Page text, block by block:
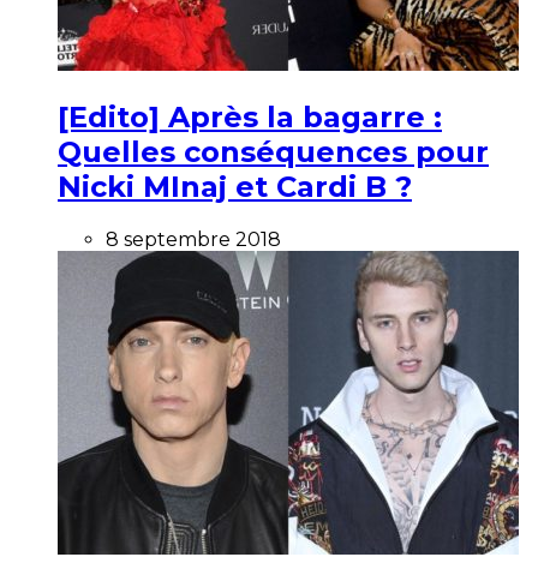
[Edito] Après la bagarre :
Quelles conséquences pour
Nicki MInaj et Cardi B ?
8 septembre 2018